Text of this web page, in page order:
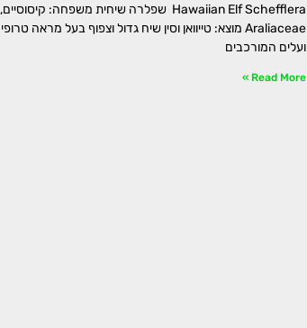
Hawaiian Elf Schefflera שפלרה שיחית משפחה: קיסוסיים,
Araliaceae מוצא: טייוואן וסין שיח גדול וצפוף בעל מראה טרופי
ועלים המורכבים
Read More »